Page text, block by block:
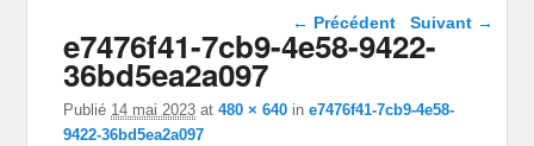
Navigation dans les
← Précédent Suivant →
e7476f41-7cb9-4e58-9422-
36bd5ea2a097
Publié 14 mai 2023 at480 × 640 ine7476f41-7cb9-4e58-
9422-36bd5ea2a097